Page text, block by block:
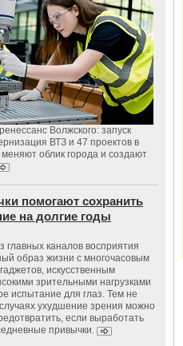
Волжского: запуск
ВТЗ и 47 проектов в
облик города и создают
помогают сохранить
на долгие годы
каналов восприятия
образ жизни с многочасовым
искусственным
зрительными нагрузками
испытание для глаз. Тем не
ухудшение зрения можно
если выработать
привычки.